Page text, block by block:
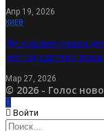
Апр 19, 2026
КИЕВ
Де відсвяткувати
нестандартних
Мар 27, 2026
© 2026 - Голос
Войти